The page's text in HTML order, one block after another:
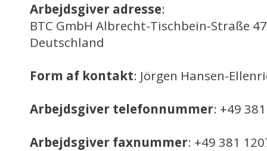
Arbejdsgiver adresse:
BTC GmbH Albrecht-Tischbein-Straße
Deutschland
Form af kontakt: Jörgen Hansen-
Arbejdsgiver telefonnummer: +49
Arbejdsgiver faxnummer: +49 381